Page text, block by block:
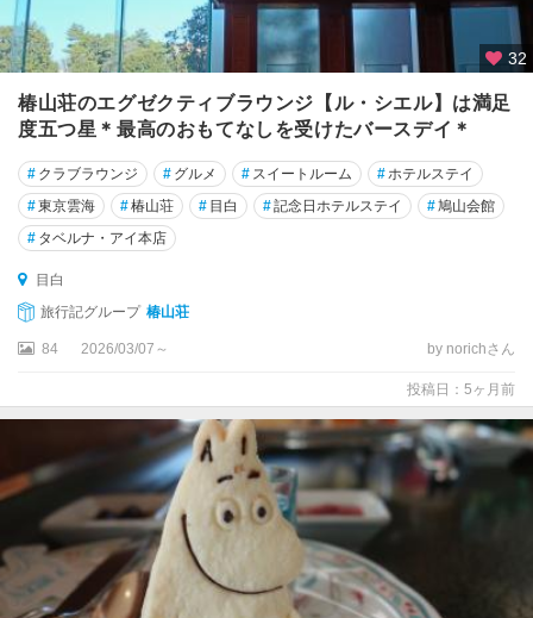
・
巣
鴨
目
白
池
袋
塚
・
鴨
駒
目
東
京
タ
32
椿山荘のエグゼクティブラウンジ【ル・シエル】は満足
度五つ星＊最高のおもてなしを受けたバースデイ＊
# クラブラウンジ # グルメ # スイートルーム # ホテルステイ
#東京雲海 #椿山荘 # 目白 #記念日ホテルステイ #鳩山会館
# タベルナ・アイ本店
目白
旅行記グループ 椿山荘
84 2026/03/07～ by norichさん
投稿日：5ヶ月前